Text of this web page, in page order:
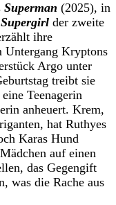
Superman (2025), in
Supergirl der zweite
ihre
Untergang Kryptons
Argo unter
treibt sie
Teenagerin
anheuert. Krem,
hat Ruthyes
Karas Hund
auf einen
das Gegengift
was die Rache aus